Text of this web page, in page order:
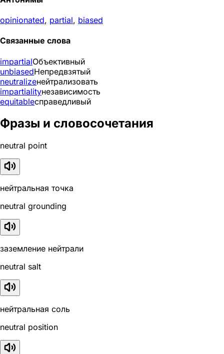
opinionated, partial, biased
Связанные слова
impartialОбъективный
unbiasedНепредвзятый
neutralizeнейтрализовать
impartialityнезависимость
equitableсправедливый
Фразы и словосочетания
neutral point
нейтральная точка
neutral grounding
заземление нейтрали
neutral salt
нейтральная соль
neutral position